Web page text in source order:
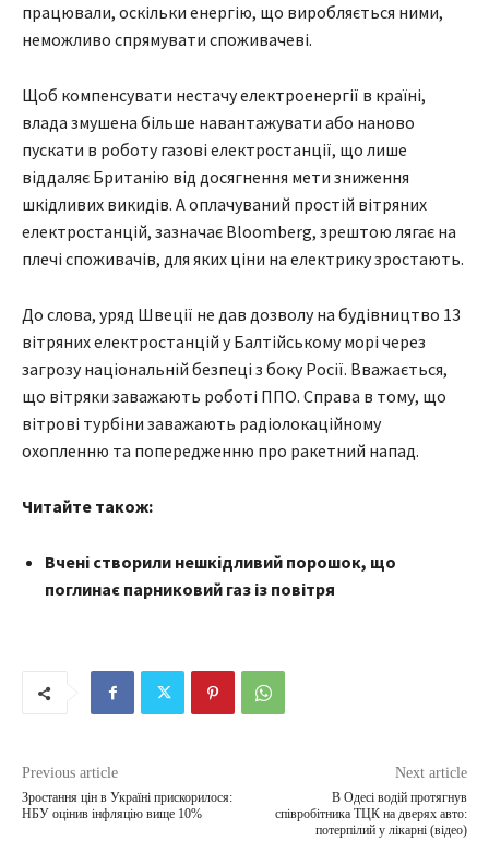
працювали, оскільки енергію, що виробляється ними,
неможливо спрямувати споживачеві.
Щоб компенсувати нестачу електроенергії в країні,
влада змушена більше навантажувати або наново
пускати в роботу газові електростанції, що лише
віддаляє Британію від досягнення мети зниження
шкідливих викидів. А оплачуваний простій вітряних
електростанцій, зазначає Bloomberg, зрештою лягає на
плечі споживачів, для яких ціни на електрику зростають.
До слова, уряд Швеції не дав дозволу на будівництво 13
вітряних електростанцій у Балтійському морі через
загрозу національній безпеці з боку Росії. Вважається,
що вітряки заважають роботі ППО. Справа в тому, що
вітрові турбіни заважають радіолокаційному
охопленню та попередженню про ракетний напад.
Читайте також:
Вчені створили нешкідливий порошок, що
поглинає парниковий газ із повітря
Previous article
Зростання цін в Україні прискорилося:
НБУ оцінив інфляцію вище 10%
Next article
В Одесі водій протягнув
співробітника ТЦК на дверях авто:
потерпілий у лікарні (відео)